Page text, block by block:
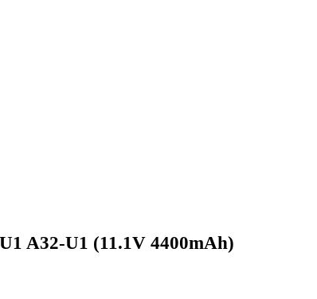
A32-U1 (11.1V 4400mAh)